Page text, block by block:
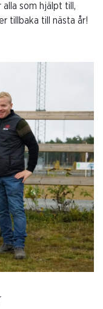
som hjälpt till,
tillbaka till nästa år!